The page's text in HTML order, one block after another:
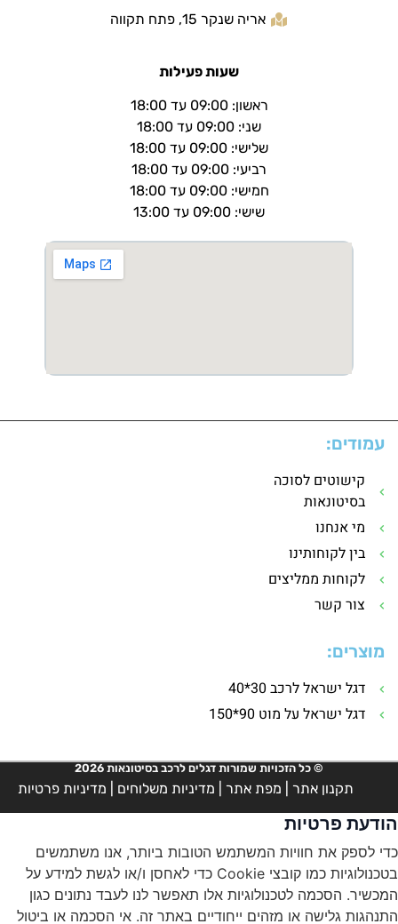
אריה שנקר 15, פתח תקווה
שעות פעילות
ראשון: 09:00 עד 18:00
שני: 09:00 עד 18:00
שלישי: 09:00 עד 18:00
רביעי: 09:00 עד 18:00
חמישי: 09:00 עד 18:00
שישי: 09:00 עד 13:00
עמודים:
קישוטים לסוכה
בסיטונאות
מי אנחנו
בין לקוחותינו
לקוחות ממליצים
צור קשר
מוצרים:
דגל ישראל לרכב 30*40
דגל ישראל על מוט 90*150
© כל הזכויות שמורות דגלים לרכב בסיטונאות 2026
תקנון אתר מפת אתר מדיניות משלוחים מדיניות פרטיות
הודעת פרטיות
כדי לספק את חוויות המשתמש הטובות ביותר, אנו משתמשים
בטכנולוגיות כמו קובצי Cookie כדי לאחסן ו/או לגשת למידע על
המכשיר. הסכמה לטכנולוגיות אלו תאפשר לנו לעבד נתונים כגון
התנהגות גלישה או מזהים ייחודיים באתר זה. אי הסכמה או ביטול